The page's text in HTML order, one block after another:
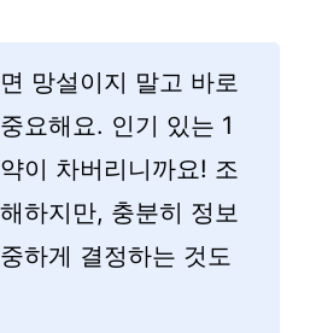
망설이지 말고 바로
요해요. 인기 있는 1
이 차버리니까요! 조
하지만, 충분히 정보
하게 결정하는 것도